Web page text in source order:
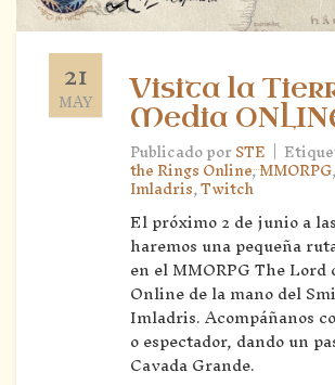
21
MAY
Visita la
Media
Publicado porSTE |
the Rings Online,MMORPG,
Imladris,Twitch
El próximo 2 de junio a
haremos una pequeña
en el MMORPG The
Online de la mano del
Imladris. Acompáñanos
o espectador, dando un
Cavada Grande.